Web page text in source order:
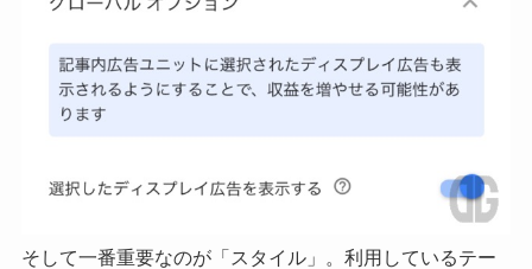
そして一番重要なのが「スタイル」。利用しているテー